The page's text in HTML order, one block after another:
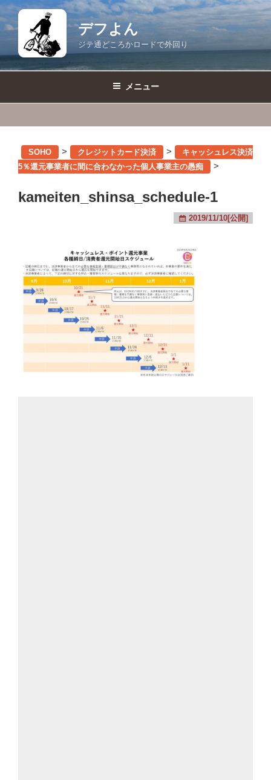
コ
ン
デフよん
ジテ通どころかロードで外回り
メニュー
SOHO > クレジットカード決済 >
キャッシュレス決済
5％還元事業者に間に合わなかった個人事業主の愚痴
>
kameiten_shinsa_schedule-1
2019/11/10[公開]